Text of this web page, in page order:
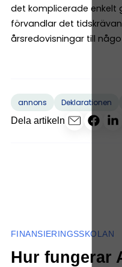
det komplicerade enkelt
förvandlar det
årsredovisningar till
annons Deklarationen
Dela artikeln
FINANSIERINGSSKOLAN
Hur fungerar